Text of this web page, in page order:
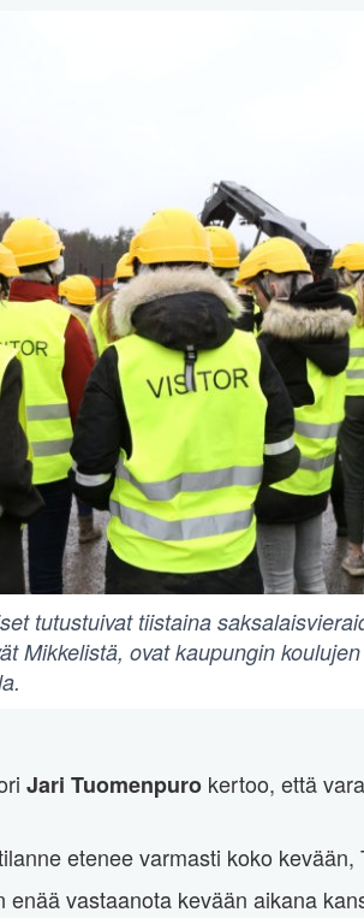
tutustuivat tiistaina
Mikkelistä, ovat kaupungin
Jari Tuomenpuro kertoo, että
etenee varmasti koko kevään,
enää vastaanota kevään aikana